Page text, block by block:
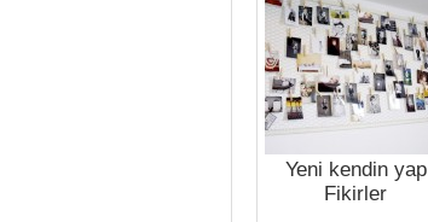
Yeni kendin yap
Fikirler